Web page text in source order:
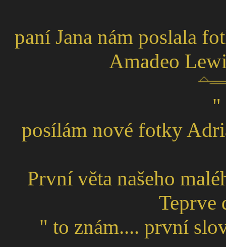
paní Jana nám poslala
Amadeo
"
posílám nové fotky
První věta našeho
Teprve
" to znám.... první